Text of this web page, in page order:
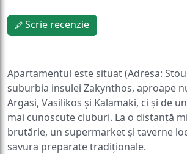
Scrie recenzie
Apartamentul este situat (Adresa:
suburbia insulei Zakynthos, aproape
Argasi, Vasilikos și Kalamaki, ci și de
mai cunoscute cluburi. La o distanță
brutărie, un supermarket și taverne
savura preparate tradiționale.